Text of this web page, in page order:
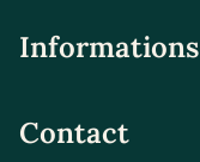
Informations
Contact